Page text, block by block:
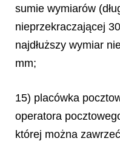
sumie wymiarów
nieprzekraczającej
najdłuższy wymiar
mm;
15) placówka
operatora
której można